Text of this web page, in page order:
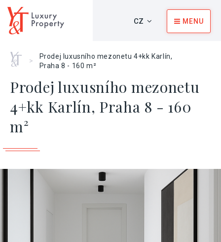
CZ MENU
Home
>
Prodej luxusního mezonetu 4+kk Karlín,
Praha 8 - 160 m²
Prodej luxusního mezonetu
4+kk Karlín, Praha 8 - 160
m²